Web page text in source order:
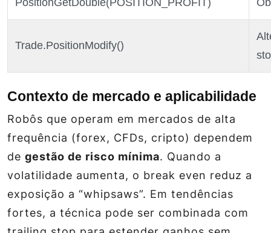
PositionGetDouble(POSITION_PROFIT)
Trade.PositionModify()
Contexto de mercado e aplicabilidade
Robôs que operam em mercados de alta
frequência (forex, CFDs, cripto) dependem
de gestão de risco mínima. Quando a
volatilidade aumenta, o break even reduz a
exposição a “whipsaws”. Em tendências
fortes, a técnica pode ser combinada com